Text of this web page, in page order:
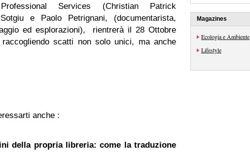
Services (Christian Patrick
e Paolo Petrignani, (documentarista,
ed esplorazioni), rientrerà il 28 Ottobre
scatti non solo unici, ma anche
anche :
della propria libreria: come la traduzione
Magazines
Ecologia e Ambiente
Lifestyle